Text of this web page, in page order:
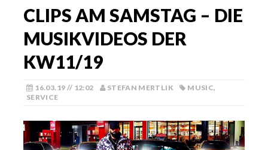
CLIPS AM SAMSTAG – DIE
MUSIKVIDEOS DER
KW11/19
16.03.19 // 12:02 STEFAN MERTLIK MUSIC,
SERVICE